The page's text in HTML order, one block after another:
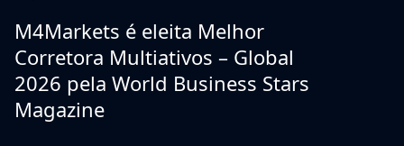
M4Markets é eleita Melhor
Corretora Multiativos – Global
2026 pela World Business Stars
Magazine